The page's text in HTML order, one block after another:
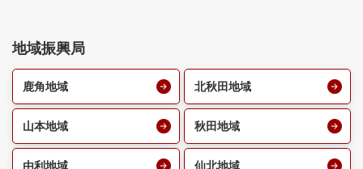
地域振興局
鹿角地域 北秋田地域
山本地域 秋田地域
由利地域 仙北地域